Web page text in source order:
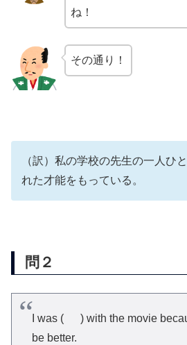
ね！
その通り！
（訳）私の学校の先生の一人ひ
れた才能をもっている。
問２
I was ( ) with the movie
be better.